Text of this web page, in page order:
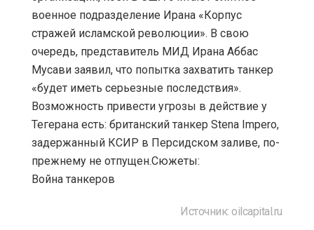
военное подразделение Ирана «Корпус
стражей исламской революции». В свою
очередь, представитель МИД Ирана Аббас
Мусави заявил, что попытка захватить танкер
«будет иметь серьезные последствия».
Возможность привести угрозы в действие у
Тегерана есть: британский танкер Stena Impero,
задержанный КСИР в Персидском заливе, по-
прежнему не отпущен.Сюжеты:
Война танкеров
Источник: oilcapital.ru